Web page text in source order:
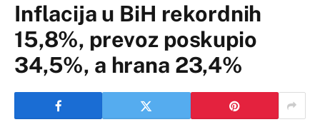
Inflacija u BiH rekordnih
15,8%, prevoz poskupio
34,5%, a hrana 23,4%